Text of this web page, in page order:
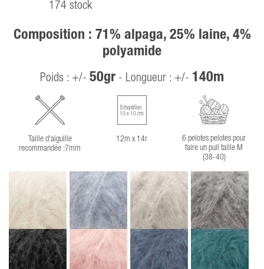
174 stock
Composition : 71% alpaga, 25% laine, 4%
polyamide
Poids : +/- 50gr - Longueur : +/- 140m
Taille d'aiguille
recommandée :7mm
Échantillon
10 x 10 cm
12m x 14r
6 pelotes pelotes pour
faire un pull taille M
(38-40)